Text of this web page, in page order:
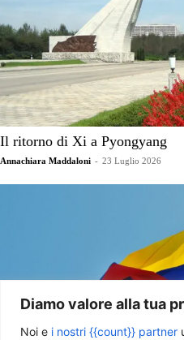
Diamo valore alla tua
Noi e i nostri {{count}} partner
Il ritorno di Xi a Pyongyang
Annachiara Maddaloni - 23 Luglio 2026